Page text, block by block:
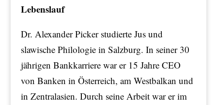
Lebenslauf
Dr. Alexander Picker studierte Jus und
slawische Philologie in Salzburg. In seiner 30
jährigen Bankkarriere war er 15 Jahre CEO
von Banken in Österreich, am Westbalkan und
in Zentralasien. Durch seine Arbeit war er im